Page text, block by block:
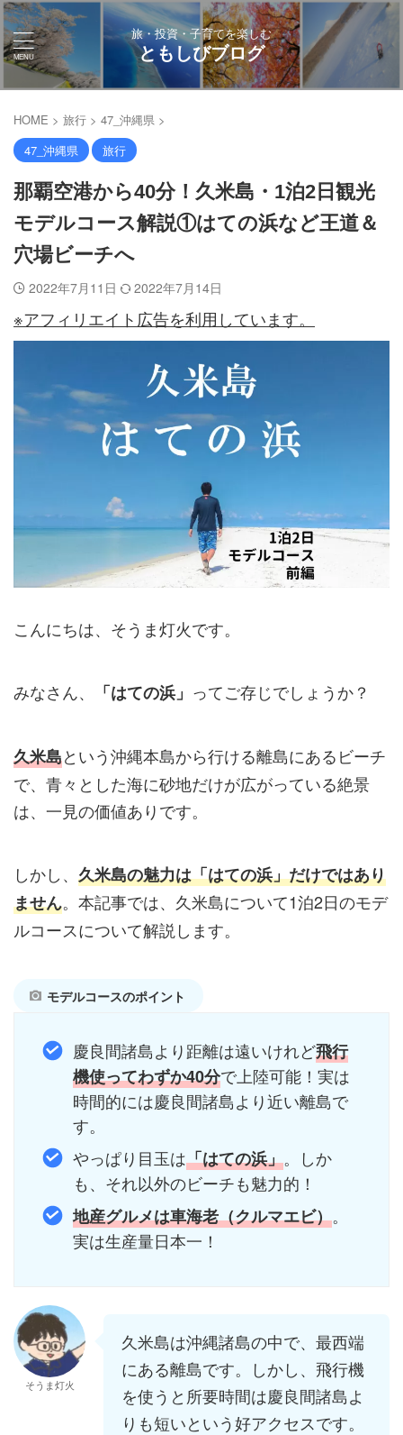
旅・投資・子育てを楽しむ
ともしびブログ
HOME > 旅行 > 47_沖縄県 >
47_沖縄県
旅行
那覇空港から40分！久米島・1泊2日観光
モデルコース解説①はての浜など王道＆
穴場ビーチへ
2022年7月11日 2022年7月14日
※アフィリエイト広告を利用しています。
こんにちは、そうま灯火です。
みなさん、 「はての浜」 ってご存じでしょうか？
久米島という沖縄本島から行ける離島にあるビーチ
で、青々とした海に砂地だけが広がっている絶景
は、一見の価値ありです。
しかし、 久米島の魅力は「はての浜」だけではあり
ません。本記事では、久米島について1泊2日のモデ
ルコースについて解説します。
モデルコースのポイント
慶良間諸島より距離は遠いけれど飛行
機使ってわずか40分で上陸可能！実は
時間的には慶良間諸島より近い離島で
す。
やっぱり目玉は「はての浜」。しか
も、それ以外のビーチも魅力的！
地産グルメは車海老（クルマエビ）。
実は生産量日本一！
そうま灯火
久米島は沖縄諸島の中で、最西端
にある離島です。しかし、飛行機
を使うと所要時間は慶良間諸島よ
りも短いという好アクセスです。